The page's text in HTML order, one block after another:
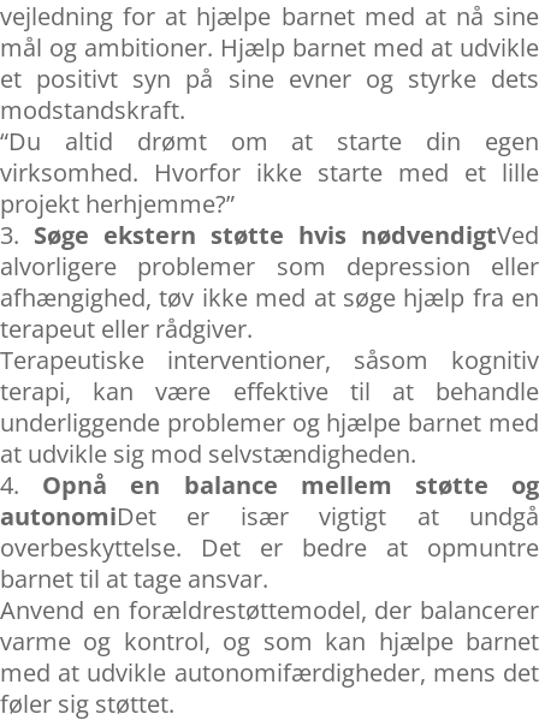
vejledning for at hjælpe barnet med at nå sine
mål og ambitioner. Hjælp barnet med at udvikle
et positivt syn på sine evner og styrke dets
modstandskraft.
“Du altid drømt om at starte din egen
virksomhed. Hvorfor ikke starte med et lille
projekt herhjemme?”
Søge ekstern støtte hvis nødvendigtVed
alvorligere problemer som depression eller
afhængighed, tøv ikke med at søge hjælp fra en
terapeut eller rådgiver.
Terapeutiske interventioner, såsom kognitiv
terapi, kan være effektive til at behandle
underliggende problemer og hjælpe barnet med
at udvikle sig mod selvstændigheden.
Opnå en balance mellem støtte og
autonomiDet er især vigtigt at undgå
overbeskyttelse. Det er bedre at opmuntre
barnet til at tage ansvar.
Anvend en forældrestøttemodel, der balancerer
varme og kontrol, og som kan hjælpe barnet
med at udvikle autonomifærdigheder, mens det
føler sig støttet.